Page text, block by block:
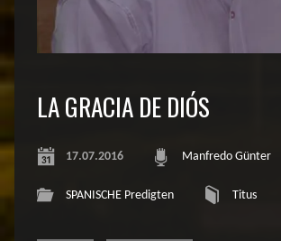
LA GRACIA DE DIÓS
17.07.2016 Manfredo Günter
SPANISCHE Predigten Titus